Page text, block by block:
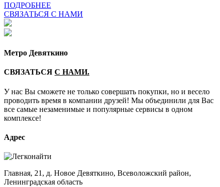
ПОДРОБНЕЕ
СВЯЗАТЬСЯ С НАМИ
Метро Девяткино
СВЯЗАТЬСЯ С НАМИ.
У нас Вы сможете не только совершать покупки, но и весело
проводить время в компании друзей! Мы объединили для Вас
все самые незаменимые и популярные сервисы в одном
комплексе!
Адрес
Главная, 21, д. Новое Девяткино, Всеволожский район,
Ленинградская область